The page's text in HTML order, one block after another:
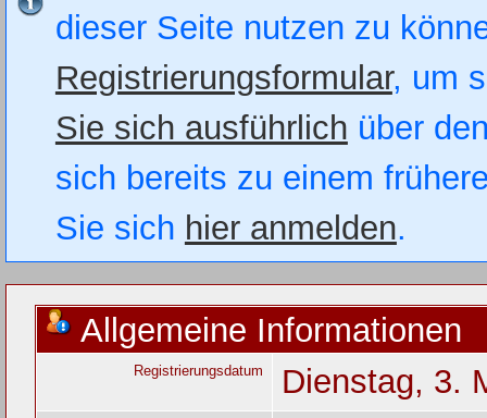
dieser Seite nutzen zu
Registrierungsformular, um
Sie sich ausführlich über
sich bereits zu einem
Sie sich hier anmelden.
Allgemeine Informationen
Registrierungsdatum Dienstag, 3.